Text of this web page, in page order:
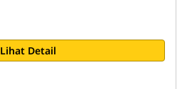
Lihat Detail